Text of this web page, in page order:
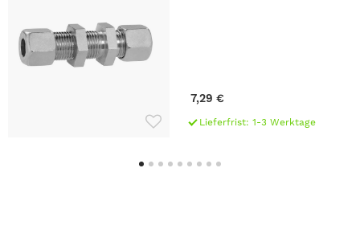
7,29 €
Lieferfrist: 1-3 Werktage